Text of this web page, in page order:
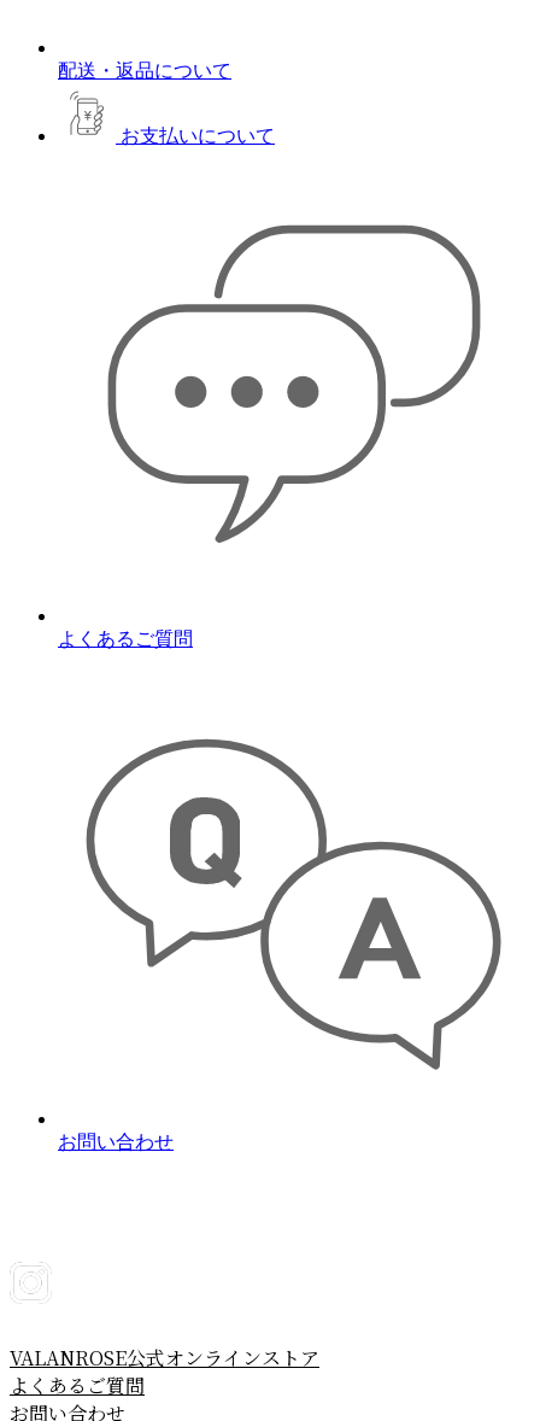
配送・返品について
お支払いについて
よくあるご質問
お問い合わせ
VALANROSE公式オンラインストア
よくあるご質問
お問い合わせ